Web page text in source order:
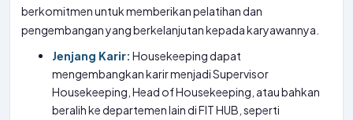
berkomitmen untuk memberikan pelatihan dan
pengembangan yang berkelanjutan kepada karyawannya.
Jenjang Karir: Housekeeping dapat
mengembangkan karir menjadi Supervisor
Housekeeping, Head of Housekeeping, atau bahkan
beralih ke departemen lain di FIT HUB, seperti